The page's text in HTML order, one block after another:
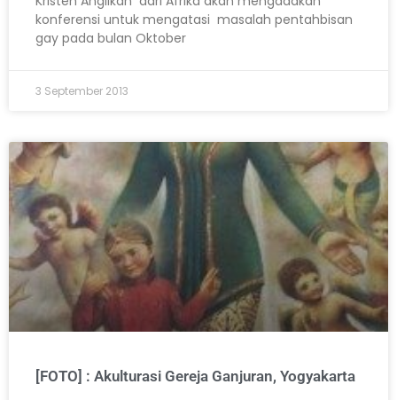
konferensi untuk mengatasi masalah pentahbisan
gay pada bulan Oktober
3 September 2013
[FOTO] : Akulturasi Gereja Ganjuran, Yogyakarta